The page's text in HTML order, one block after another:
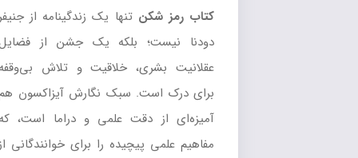
کتاب رمز شکنتنها یک زندگینامه از جنیفر
دودنا نیست؛ بلکه یک جشن از فضایل
عقلانیت بشری، خلاقیت و تلاش بی‌وقفه
برای درک است. سبک نگارش آیزاکسون هم
آمیزه‌ای از دقت علمی و دراما است، که
مفاهیم علمی پیچیده را برای خوانندگانی از